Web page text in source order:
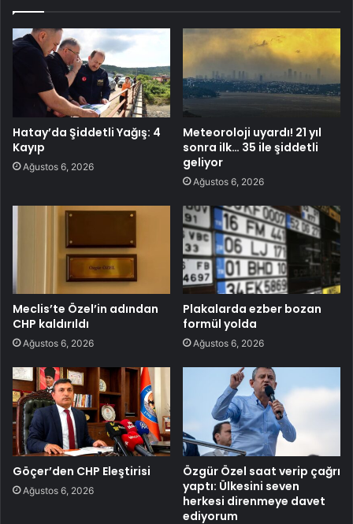
Hatay’da Şiddetli Yağış: 4
Kayıp
Ağustos 6, 2026
Meteoroloji uyardı! 21 yıl
sonra ilk… 35 ile şiddetli
geliyor
Ağustos 6, 2026
Meclis’te Özel’in adından
CHP kaldırıldı
Ağustos 6, 2026
Plakalarda ezber bozan
formül yolda
Ağustos 6, 2026
Göçer’den CHP Eleştirisi
Ağustos 6, 2026
Özgür Özel saat verip çağrı
yaptı: Ülkesini seven
herkesi direnmeye davet
ediyorum